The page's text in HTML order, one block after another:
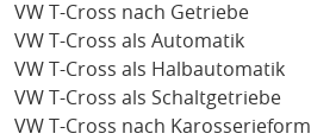
VW T-Cross nach Getriebe
VW T-Cross als Automatik
VW T-Cross als Halbautomatik
VW T-Cross als Schaltgetriebe
VW T-Cross nach Karosserieform